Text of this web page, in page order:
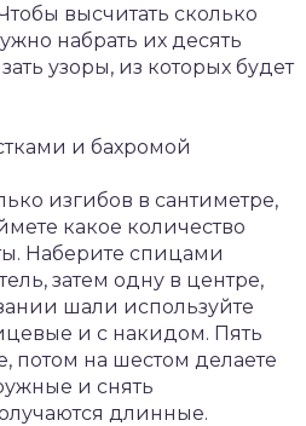
высчитать сколько
набрать их десять
узоры, из которых будет
и бахромой
изгибов в сантиметре,
какое количество
Наберите спицами
затем одну в центре,
шали используйте
и с накидом. Пять
потом на шестом делаете
и снять
длинные.